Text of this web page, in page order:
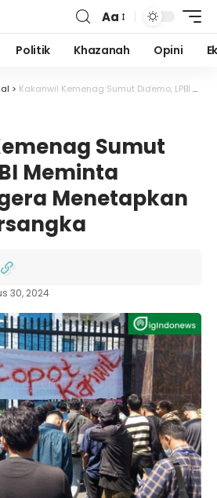
Font
Resizer
Aa
Politik Khazanah Opini
> Kakanwil Kemenag Sumut Didemo, LPBI Meminta Kejatisu Segera Menetapkan Menjadi Tersangka
Sumut
Meminta
Menetapkan
30, 2024